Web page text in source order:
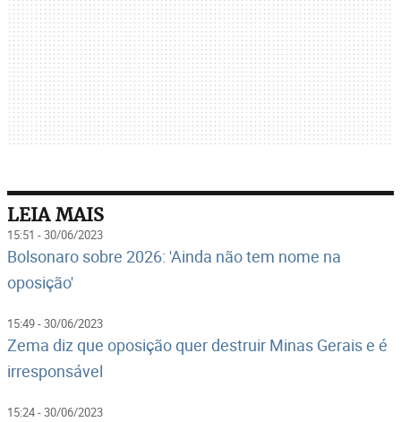
LEIA MAIS
15:51 - 30/06/2023
Bolsonaro sobre 2026: 'Ainda não tem nome na
oposição'
15:49 - 30/06/2023
Zema diz que oposição quer destruir Minas Gerais e é
irresponsável
15:24 - 30/06/2023